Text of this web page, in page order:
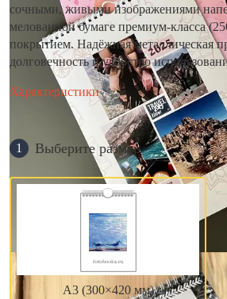
сочными, живыми изображениями
мелованной бумаге премиум-класса
покрытием. Надёжная металлическая
долговечность и удобство
Характеристики
1 Выберите размер
А3 (300×420 мм)